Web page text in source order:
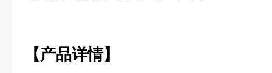
【产品详情】